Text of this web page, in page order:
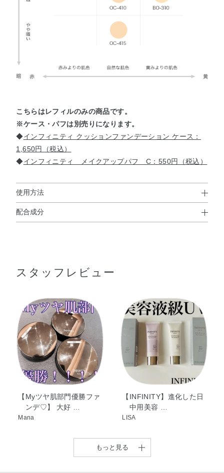
こちらはレフィルのみの商品です。
※ケース・パフは別売りになります。
◆インフィニティ クッションファンデーション ケース：
1,650円（税込）
◆インフィニティ メイクアップパフ C：550円（税込）
使用方法
使用方法
い。カバーしたい部分には、さらに重ねづけしてください。
●成分の蒸発を防ぐため、ご使用後はすぐに、レフィルのふたを押さ
えるようにしっかりととじてから、ケースのふたをきちんとしめ
てください。
●透明の液 (配合成分の一部) が出ることがありますが、品質に問題
はありません。
●衣服についた場合、塩素系漂白剤のご使用はお避けください。
●パフがよごれるとファンデーションののびやつきが悪くなり、パフ
いつも清潔にしてお使いください。
●パフがよごれたときは、ぬるま湯に中性洗剤を薄くとかして軽く押
強くもむとパフをいためますのでご注意ください。
配合成分
スベンゾトリアゾリルテトラメチルブチルフェノール・ヒ
ベンゾイル安息香酸ヘキシル・アルテロモナス発酵エキ
ス・エーデルワイスエキス・エクトイン・コウケイテン根
エキス・コメエキス・センキュウ水・トコフェロール・ビ
フィズス菌培養溶解質・BHT・DPG・（ジメチコン／ポリ
グリセリン－3）クロスポリマー・（スチレン／DVB）コ
ポリマー・クエン酸・グリセリン・シリカ・ジステアルジ
モニウムヘクトライト・ステアラルコニウムヘクトライ
ト・トリエトキシカプリリルシラン・ビスエチルヘキシル
オキシフェノールメトキシフェニルトリアジン・ラウリル
PEG－9ポリジメチルシロキシエチルジメチコン・ラウリ
Al・水添レシチン・窒化ホウ素・ソルビン酸K・フェノキシ
エタノール・メチルパラベン・安息香酸Na・香料・マイ
スタッフレビュー
【Myツヤ肌部門優勝ファ
ンデ♡】 大好 …
Mana
【INFINITY】進化した日
中用美容 …
LISA
もっと見る